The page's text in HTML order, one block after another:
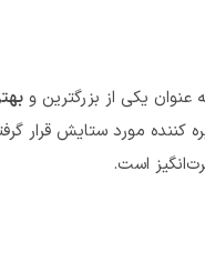
عنوان یکی از بزرگترین و
کننده مورد ستایش